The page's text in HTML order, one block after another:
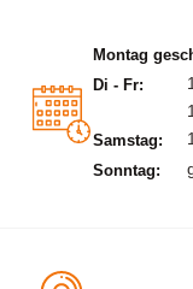
Montag
Di - Fr:
Samstag:
Sonntag: